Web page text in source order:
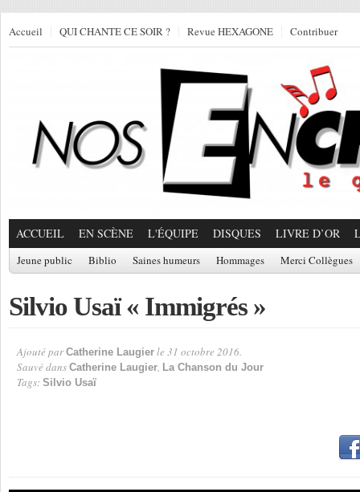
Accueil QUI CHANTE CE SOIR ? Revue HEXAGONE Contribuer
ACCUEIL EN SCÈNE L'ÉQUIPE DISQUES LIVRE D’OR
Jeune public Biblio Saines humeurs Hommages Merci Collègues
Silvio Usaï « Immigrés »
Ajouté par Catherine Laugier le 31 octobre 2016.
Sauvé dans Catherine Laugier, La Chanson du Jour
Tags: Silvio Usaï